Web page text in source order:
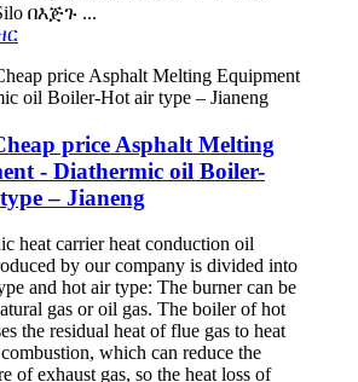
በእጅጉ ...
price Asphalt Melting
- Diathermic oil Boiler-
– Jianeng
heat carrier heat conduction oil
by our company is divided into
and hot air type: The burner can be
gas or oil gas. The boiler of hot
the residual heat of flue gas to heat
which can reduce the
of exhaust gas, so the heat loss of